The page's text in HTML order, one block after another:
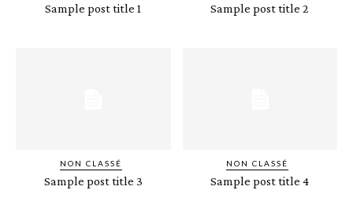
Sample post title 1 Sample post title 2
NON CLASSÉ
Sample post title 3
NON CLASSÉ
Sample post title 4